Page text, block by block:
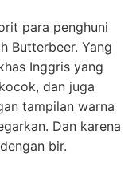
para penghuni
Butterbeer. Yang
Inggris yang
dan juga
tampilan warna
Dan karena
bir.